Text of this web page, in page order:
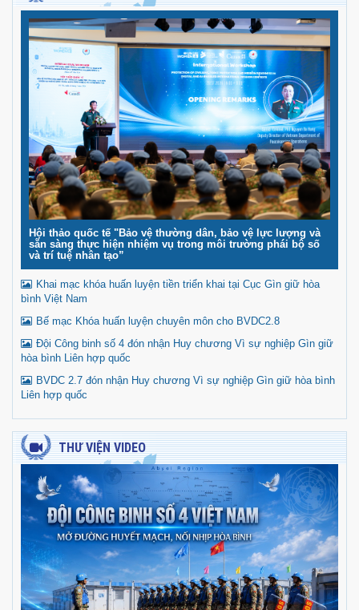
Hội thảo quốc tế "Bảo vệ thường dân, bảo vệ lực lượng và
sẵn sàng thực hiện nhiệm vụ trong môi trường phái bộ số
và trí tuệ nhân tạo”
Khai mạc khóa huấn luyện tiền triển khai tại Cục Gìn giữ hòa
bình Việt Nam
Bế mạc Khóa huấn luyện chuyên môn cho BVDC2.8
Đội Công binh số 4 đón nhận Huy chương Vì sự nghiệp Gìn giữ
hòa bình Liên hợp quốc
BVDC 2.7 đón nhận Huy chương Vì sự nghiệp Gìn giữ hòa bình
Liên hợp quốc
THƯ VIỆN VIDEO